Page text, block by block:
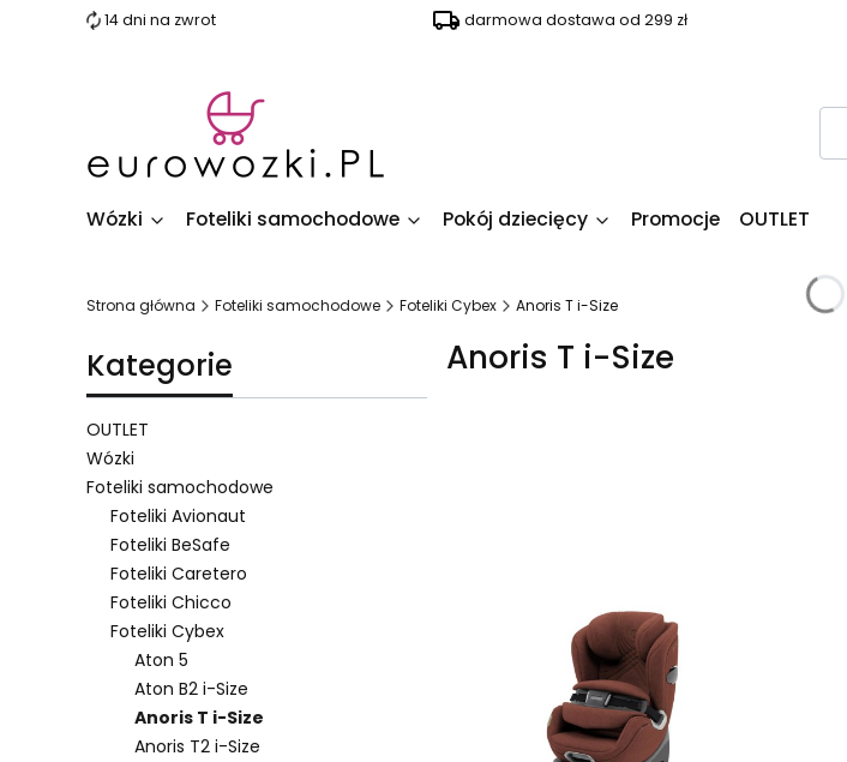
14 dni na zwrot darmowa dostawa od 299 zł
Wózki Foteliki samochodowe Pokój dziecięcy Promocje OUTLET
Strona główna Foteliki samochodowe Foteliki Cybex Anoris T i-Size
Kategorie
OUTLET
Wózki
Foteliki samochodowe
Foteliki Avionaut
Foteliki BeSafe
Foteliki Caretero
Foteliki Chicco
Foteliki Cybex
Aton 5
Aton B2 i-Size
Anoris T i-Size
Anoris T2 i-Size
Anoris T i-Size